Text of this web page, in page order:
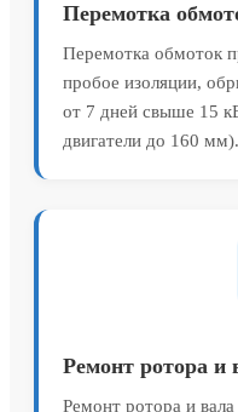
Перемотка
Перемотка обмоток
пробое изоляции,
от 7 дней свыше 15
двигатели до 160 мм).
Ремонт ротора и
Ремонт ротора и